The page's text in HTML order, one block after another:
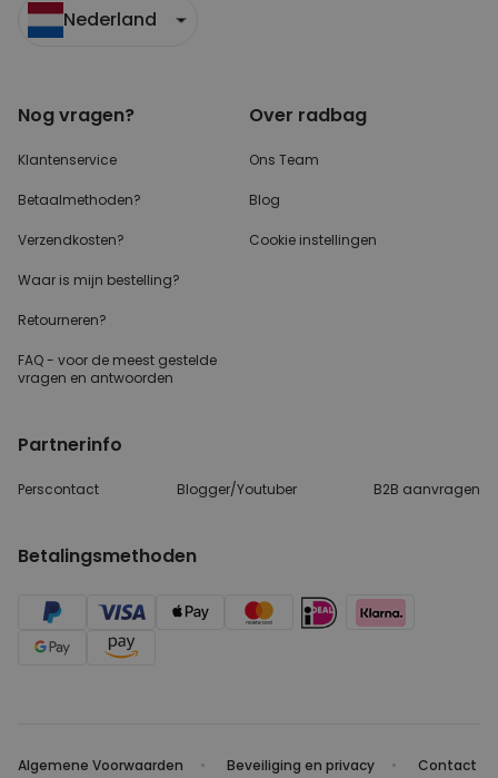
Nederland
Nog vragen?
Klantenservice
Betaalmethoden?
Verzendkosten?
Waar is mijn bestelling?
Retourneren?
FAQ - voor de meest gestelde
vragen en antwoorden
Over radbag
Ons Team
Blog
Cookie instellingen
Partnerinfo
Perscontact Blogger/Youtuber B2B aanvragen
Betalingsmethoden
Algemene Voorwaarden Beveiliging en privacy Contact